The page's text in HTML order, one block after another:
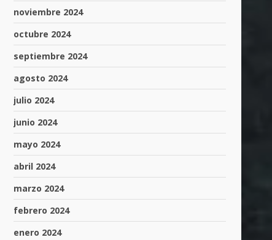
noviembre 2024
octubre 2024
septiembre 2024
agosto 2024
julio 2024
junio 2024
mayo 2024
abril 2024
marzo 2024
febrero 2024
enero 2024